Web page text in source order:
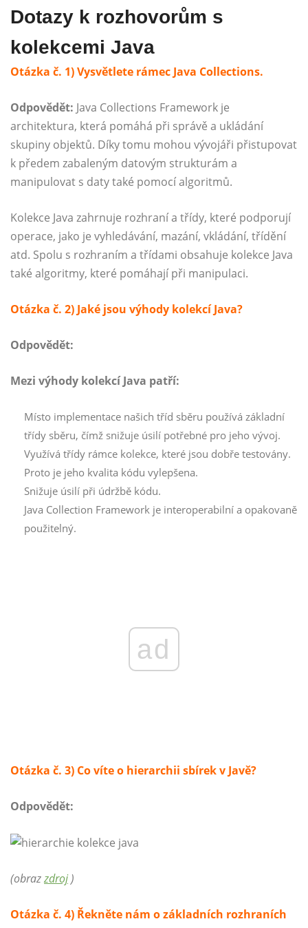
Dotazy k rozhovorům s
kolekcemi Java
Otázka č. 1) Vysvětlete rámec Java Collections.
Odpovědět: Java Collections Framework je
architektura, která pomáhá při správě a ukládání
skupiny objektů. Díky tomu mohou vývojáři přistupovat
k předem zabaleným datovým strukturám a
manipulovat s daty také pomocí algoritmů.
Kolekce Java zahrnuje rozhraní a třídy, které podporují
operace, jako je vyhledávání, mazání, vkládání, třídění
atd. Spolu s rozhraním a třídami obsahuje kolekce Java
také algoritmy, které pomáhají při manipulaci.
Otázka č. 2) Jaké jsou výhody kolekcí Java?
Odpovědět:
Mezi výhody kolekcí Java patří:
Místo implementace našich tříd sběru používá základní
třídy sběru, čímž snižuje úsilí potřebné pro jeho vývoj.
Využívá třídy rámce kolekce, které jsou dobře testovány.
Proto je jeho kvalita kódu vylepšena.
Snižuje úsilí při údržbě kódu.
Java Collection Framework je interoperabilní a opakovaně
použitelný.
ad
Otázka č. 3) Co víte o hierarchii sbírek v Javě?
Odpovědět:
(obrazzdroj)
Otázka č. 4) Řekněte nám o základních rozhraních